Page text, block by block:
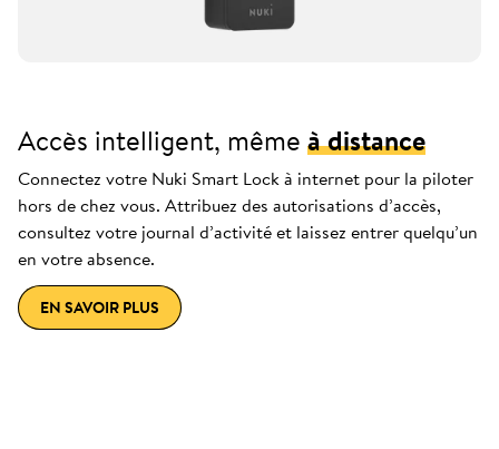
Accès intelligent, même à distance
Connectez votre Nuki Smart Lock à internet pour la piloter
hors de chez vous. Attribuez des autorisations d’accès,
consultez votre journal d’activité et laissez entrer quelqu’un
en votre absence.
EN SAVOIR PLUS